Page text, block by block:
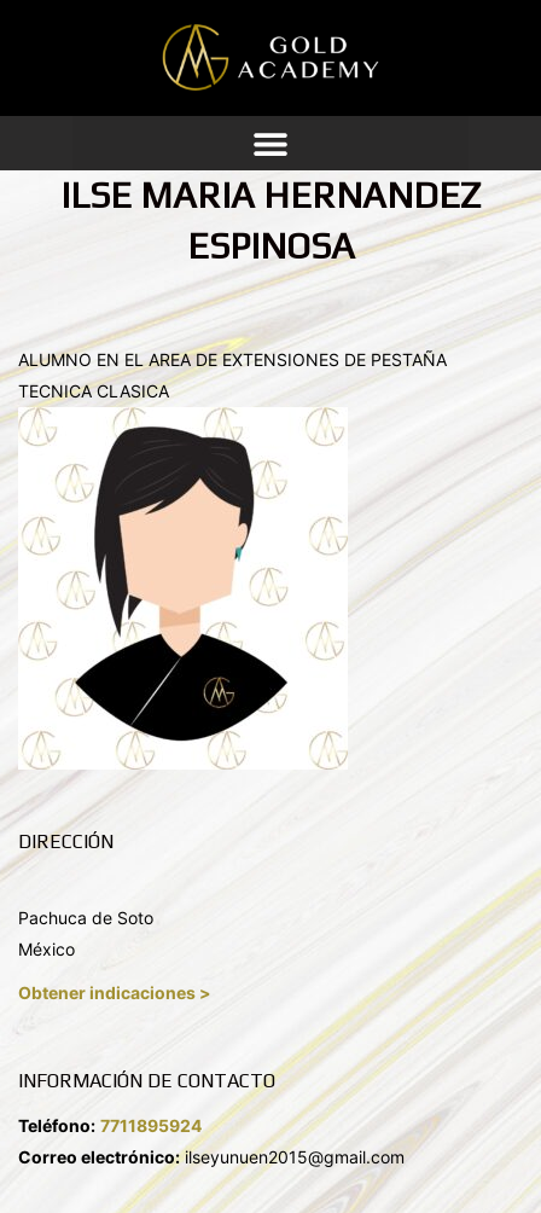
contenido
ILSE MARIA HERNANDEZ
ESPINOSA
ALUMNO EN EL AREA DE EXTENSIONES DE PESTAÑA
TECNICA CLASICA
DIRECCIÓN
Pachuca de Soto
México
Obtener indicaciones >
INFORMACIÓN DE CONTACTO
Teléfono: 7711895924
Correo electrónico:ilseyunuen2015@gmail.com